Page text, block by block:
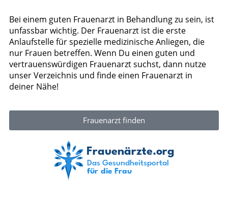
Bei einem guten Frauenarzt in Behandlung zu sein, ist
unfassbar wichtig. Der Frauenarzt ist die erste
Anlaufstelle für spezielle medizinische Anliegen, die
nur Frauen betreffen. Wenn Du einen guten und
vertrauenswürdigen Frauenarzt suchst, dann nutze
unser Verzeichnis und finde einen Frauenarzt in
deiner Nähe!
Frauenarzt finden